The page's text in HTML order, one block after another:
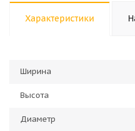
Характеристики
Ширина
Высота
Диаметр